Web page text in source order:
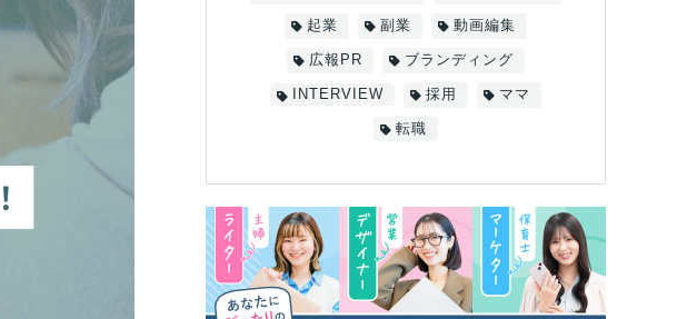
起業 副業 動画編集
広報PR ブランディング
INTERVIEW 採用 ママ
転職